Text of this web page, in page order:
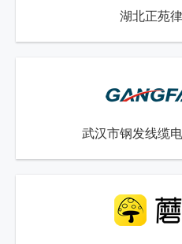
湖北正苑
武汉市钢发线缆